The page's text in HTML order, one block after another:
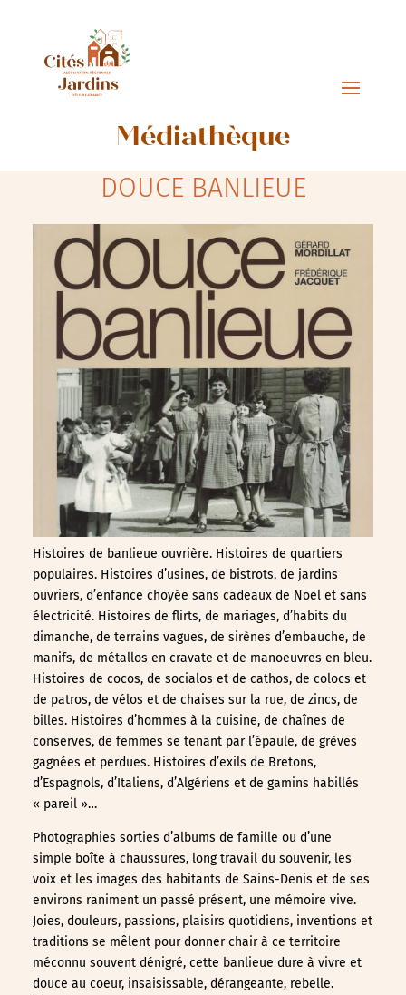
Médiathèque
DOUCE BANLIEUE
Histoires de banlieue ouvrière. Histoires de quartiers
populaires. Histoires d’usines, de bistrots, de jardins
ouvriers, d’enfance choyée sans cadeaux de Noël et sans
électricité. Histoires de flirts, de mariages, d’habits du
dimanche, de terrains vagues, de sirènes d’embauche, de
manifs, de métallos en cravate et de manoeuvres en bleu.
Histoires de cocos, de socialos et de cathos, de colocs et
de patros, de vélos et de chaises sur la rue, de zincs, de
billes. Histoires d’hommes à la cuisine, de chaînes de
conserves, de femmes se tenant par l’épaule, de grèves
gagnées et perdues. Histoires d’exils de Bretons,
d’Espagnols, d’Italiens, d’Algériens et de gamins habillés
« pareil »…
Photographies sorties d’albums de famille ou d’une
simple boîte à chaussures, long travail du souvenir, les
voix et les images des habitants de Sains-Denis et de ses
environs raniment un passé présent, une mémoire vive.
Joies, douleurs, passions, plaisirs quotidiens, inventions et
traditions se mêlent pour donner chair à ce territoire
méconnu souvent dénigré, cette banlieue dure à vivre et
douce au coeur, insaisissable, dérangeante, rebelle.